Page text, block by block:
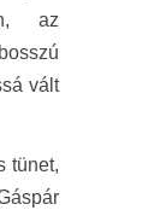
az
vált
tünet,